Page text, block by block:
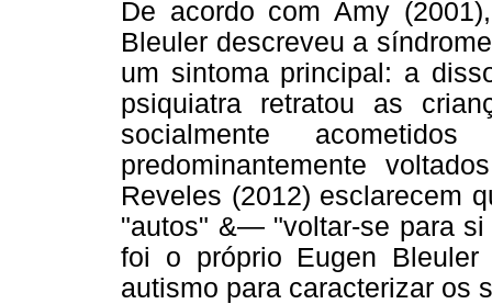
De acordo com Amy
Bleuler descreveu a
um sintoma principal: a
psiquiatra retratou as
socialmente
predominantemente
Reveles (2012) esclarecem
"autos" &— "voltar-se para
foi o próprio Eugen
autismo para caracterizar os